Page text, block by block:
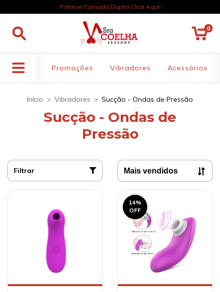
Prótese Camada Dupla! Clica Aqui!
0
Promoções Vibradores Acessórios
Início > Vibradores > Sucção - Ondas de Pressão
Sucção - Ondas de
Pressão
Filtrar
14%
OFF